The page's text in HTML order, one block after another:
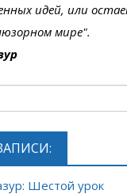
идей, или
мире".
Шестой урок